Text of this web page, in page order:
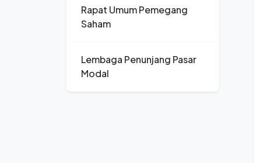
Rapat Umum Pemegang
Saham
Lembaga Penunjang Pasar
Modal